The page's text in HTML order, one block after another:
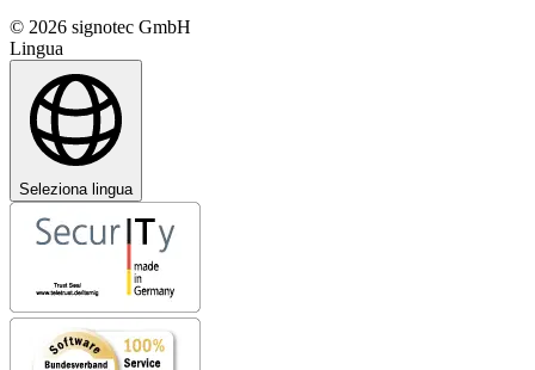
© 2026 signotec GmbH
Lingua
Seleziona lingua